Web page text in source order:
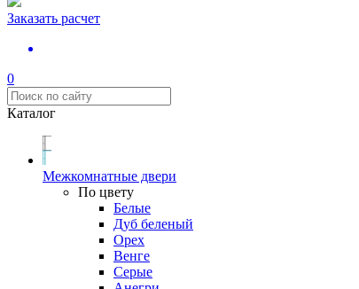
Заказать расчет
0
Каталог
Межкомнатные двери
По цвету
Белые
Дуб беленый
Орех
Венге
Серые